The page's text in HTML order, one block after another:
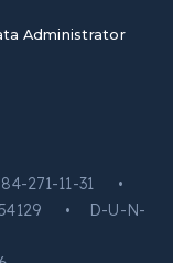
Administrator
271-11-31 •
• D-U-N-